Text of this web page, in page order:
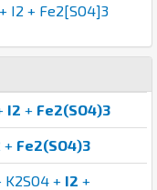
I2 + Fe2[SO4]3
I2 + Fe2(SO4)3
+ Fe2(SO4)3
K2SO4 + I2 +